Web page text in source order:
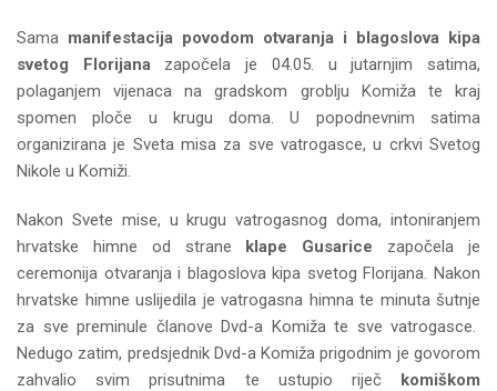
Sama manifestacija povodom otvaranja i blagoslova kipa
svetog Florijanazapočela je 04.05. u jutarnjim satima,
polaganjem vijenaca na gradskom groblju Komiža te kraj
spomen ploče u krugu doma. U popodnevnim satima
organizirana je Sveta misa za sve vatrogasce, u crkvi Svetog
Nikole u Komiži.
Nakon Svete mise, u krugu vatrogasnog doma, intoniranjem
hrvatske himne od strane klape Gusarice započela je
ceremonija otvaranja i blagoslova kipa svetog Florijana. Nakon
hrvatske himne uslijedila je vatrogasna himna te minuta šutnje
za sve preminule članove Dvd-a Komiža te sve vatrogasce.
Nedugo zatim, predsjednik Dvd-a Komiža prigodnim je govorom
zahvalio svim prisutnima te ustupio riječ komiškom